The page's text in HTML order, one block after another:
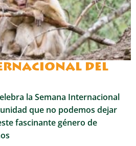
del
la Semana Internacional
que no podemos dejar
fascinante género de